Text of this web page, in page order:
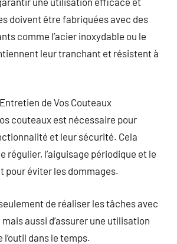
doivent être fabriquées avec des
comme l’acier inoxydable ou le
leur tranchant et résistent à
de Vos Couteaux
couteaux est nécessaire pour
et leur sécurité. Cela
régulier, l’aiguisage périodique et le
pour éviter les dommages.
de réaliser les tâches avec
aussi d’assurer une utilisation
l’outil dans le temps.